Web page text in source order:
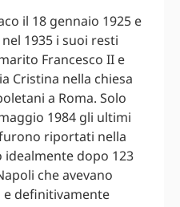
il 18 gennaio 1925 e
1935 i suoi resti
Francesco II e
Cristina nella chiesa
a Roma. Solo
1984 gli ultimi
riportati nella
dopo 123
che avevano
e definitivamente